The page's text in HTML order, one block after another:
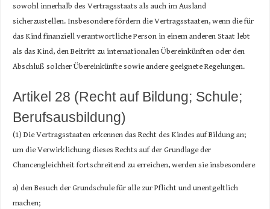
sowohl innerhalb des Vertragsstaats als auch im Ausland
sicherzustellen. Insbesondere fördern die Vertragsstaaten, wenn die für
das Kind finanziell verantwortliche Person in einem anderen Staat lebt
als das Kind, den Beitritt zu internationalen Übereinkünften oder den
Abschluß solcher Übereinkünfte sowie andere geeignete Regelungen.
Artikel 28 (Recht auf Bildung; Schule;
Berufsausbildung)
(1) Die Vertragsstaaten erkennen das Recht des Kindes auf Bildung an;
um die Verwirklichung dieses Rechts auf der Grundlage der
Chancengleichheit fortschreitend zu erreichen, werden sie insbesondere
a) den Besuch der Grundschule für alle zur Pflicht und unentgeltlich
machen;